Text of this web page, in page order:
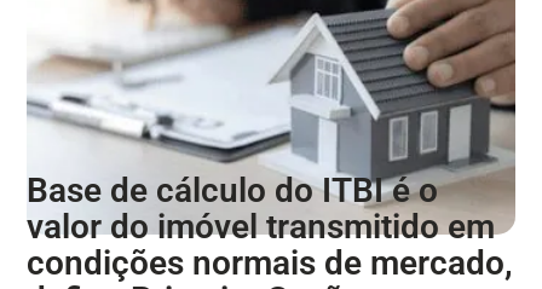
Base de cálculo do ITBI é o
valor do imóvel transmitido em
condições normais de mercado,